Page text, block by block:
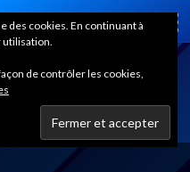
des cookies. En continuant à
utilisation.
de contrôler les cookies,